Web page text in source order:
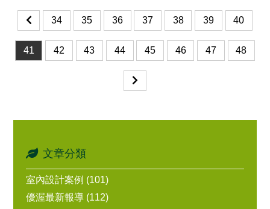
34 35 36 37 38 39 40
41 42 43 44 45 46 47 48
文章分類
室內設計案例 (101)
優渥最新報導 (112)